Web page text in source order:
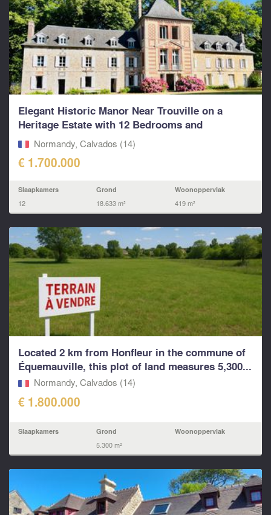
Elegant Historic Manor Near Trouville on a
Heritage Estate with 12 Bedrooms and
Panoramic Views
Normandy, Calvados (14)
€ 1.700.000
Slaapkamers
12
Grond
18.633 m²
Woonoppervlak
419 m²
Located 2 km from Honfleur in the commune of
Équemauville, this plot of land measures 5,300...
Normandy, Calvados (14)
€ 1.800.000
Slaapkamers Grond
5.300 m²
Woonoppervlak